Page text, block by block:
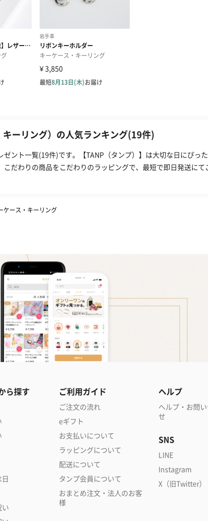
ーリング）の人気ランキング(19件)
ント一覧(19件)です。【TANP（タンプ）】は大切な日にぴっ
だわりの商品をこだわりのラッピングで、最短で即日発送にて
ケース・キーリング
ら探す ご利用ガイド
ご注文の流れ
eギフト
お支払いについて
ラッピングについて
配送について
タンプ会員について
おまとめ注文・法人のお客
様
ヘルプ
ヘルプ・お問
せ
SNS
LINE
Instagram
X（旧Twitter）